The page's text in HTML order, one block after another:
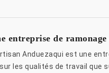
entreprise de
Anduezaqui est une
les qualités de travail